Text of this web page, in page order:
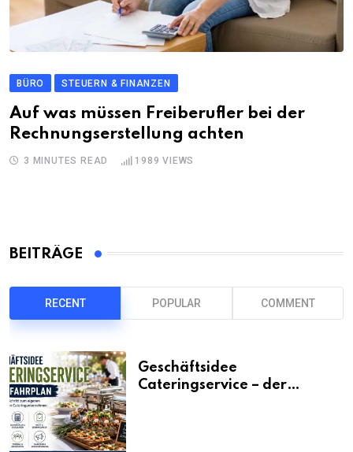
BÜRO STEUERN & FINANZEN
Auf was müssen Freiberufler bei der
Rechnungserstellung achten
3 MINUTES READ 1989 VIEWS
BEITRÄGE
RECENT POPULAR COMMENT
Geschäftsidee
Cateringservice – der